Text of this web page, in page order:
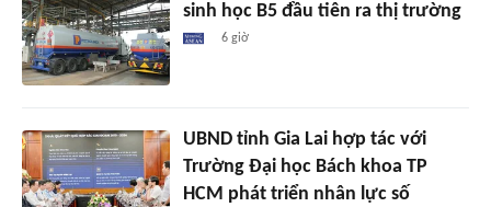
sinh học B5 đầu tiên ra thị trường
6 giờ
UBND tỉnh Gia Lai hợp tác với
Trường Đại học Bách khoa TP
HCM phát triển nhân lực số